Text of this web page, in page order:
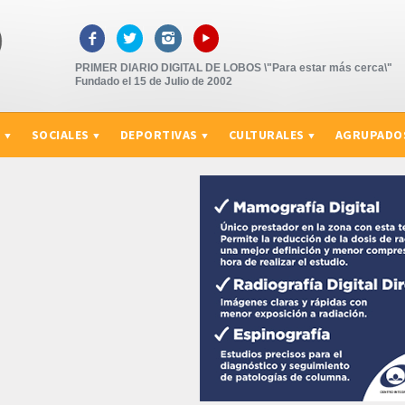
   ▸
PRIMER DIARIO DIGITAL DE LOBOS \"Para estar más cerca\"
Fundado el 15 de Julio de 2002
SOCIALES DEPORTIVAS CULTURALES